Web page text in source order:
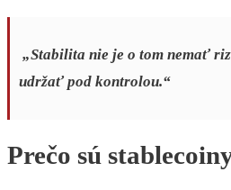
„Stabilita nie je o tom nemať
udržať pod kontrolou.“
Prečo sú